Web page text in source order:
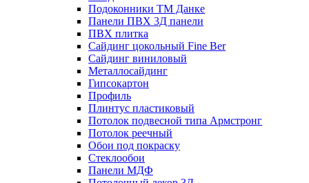
Подоконники ТМ Данке
Панели ПВХ 3Д панели
ПВХ плитка
Сайдинг цокольный Fine Ber
Сайдинг виниловый
Металлосайдинг
Гипсокартон
Профиль
Плинтус пластиковый
Потолок подвесной типа Армстронг
Потолок реечный
Обои под покраску
Стеклообои
Панели МДФ